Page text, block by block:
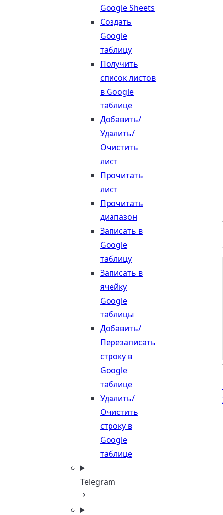
Google Sheets
Создать
Google
таблицу
Получить
список листов
в Google
таблице
Добавить/
Удалить/
Очистить
лист
Прочитать
лист
Прочитать
диапазон
Записать в
Google
таблицу
Записать в
ячейку
Google
таблицы
Добавить/
Перезаписать
строку в
Google
таблице
Удалить/
Очистить
строку в
Google
таблице
Telegram